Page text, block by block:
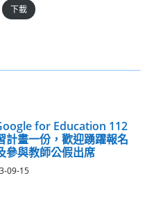
下載
for Education 112
計畫一份，歡迎踴躍報名
參與教師公假出席
09-15